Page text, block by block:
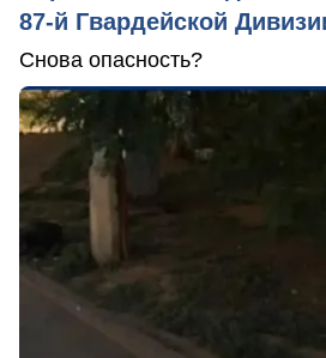
87-й Гвардейской
Снова опасность?